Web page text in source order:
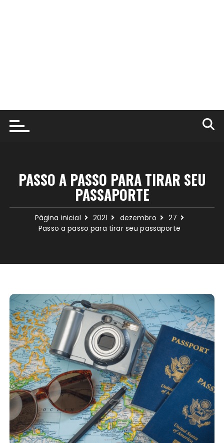
PASSO A PASSO PARA TIRAR SEU
PASSAPORTE
Página inicial 2021 dezembro
27
Passo a passo para tirar seu passaporte